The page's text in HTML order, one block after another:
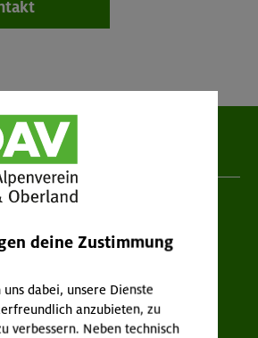
Gewalt
deine Zustimmung
dabei, unsere Dienste
anzubieten, zu
verbessern. Neben technisch